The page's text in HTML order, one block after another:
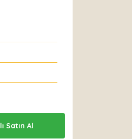
Satın Al